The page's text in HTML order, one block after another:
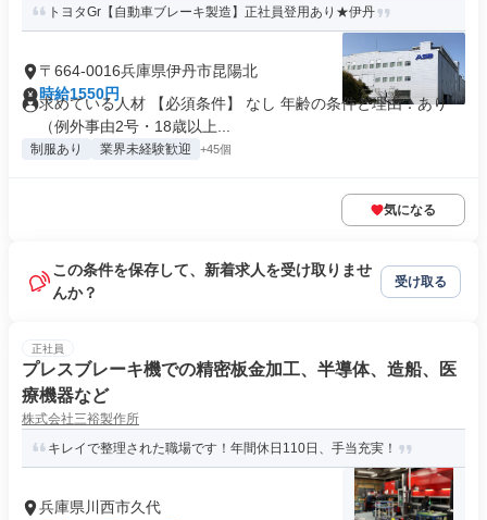
トヨタGr【自動車ブレーキ製造】正社員登用あり★伊丹
〒664-0016兵庫県伊丹市昆陽北
時給1550円
求めている人材 【必須条件】 なし 年齢の条件と理由：あり
（例外事由2号・18歳以上...
制服あり 業界未経験歓迎 +45個
気になる
この条件を保存して、新着求人を受け取りませ
んか？
受け取る
正社員
プレスブレーキ機での精密板金加工、半導体、造船、医
療機器など
株式会社三裕製作所
キレイで整理された職場です！年間休日110日、手当充実！
兵庫県川西市久代